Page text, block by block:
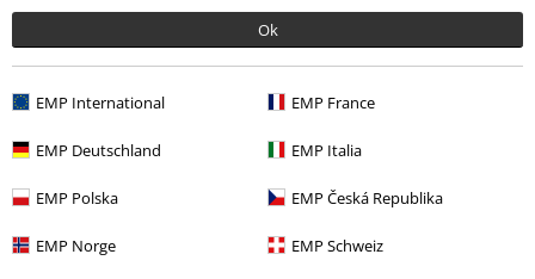
Ok
EMP International EMP France
EMP Deutschland EMP Italia
EMP Polska EMP Česká Republika
EMP Norge EMP Schweiz
Characters - Mystery
Pendente zaino
Ryuk Vinyl Figurine 2382
Note
Funko Pop!